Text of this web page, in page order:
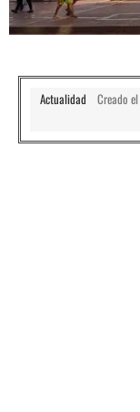
Actualidad Creado el